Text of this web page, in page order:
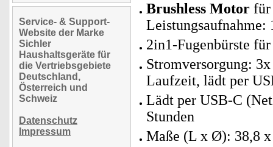
Service- & Support-
Website der Marke
Sichler
Haushaltsgeräte für
die Vertriebsgebiete
Deutschland,
Österreich und
Schweiz
Datenschutz
Impressum
Brushless Motor für
Leistungsaufnahme:
2in1-Fugenbürste
Stromversorgung:
Laufzeit, lädt per
Lädt per USB-C
Stunden
Maße (L x Ø): 38,8